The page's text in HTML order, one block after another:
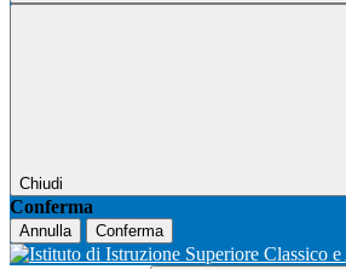
Chiudi
Conferma
Annulla Conferma